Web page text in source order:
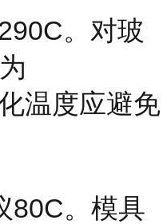
。对玻
温度应避免
80C。模具